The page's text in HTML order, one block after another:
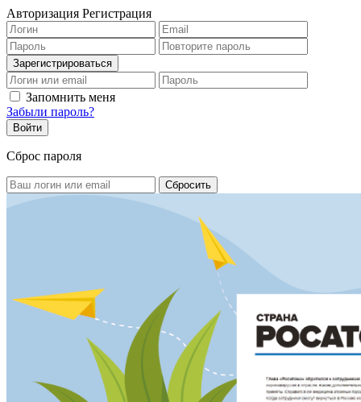
Авторизация Регистрация
Запомнить меня
Забыли пароль?
Сброс пароля